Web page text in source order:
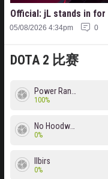
DOTA 2 比赛
100%
0%
Ilbirs
0%
Official: jL stands in
05/08/2026 4:34pm 0